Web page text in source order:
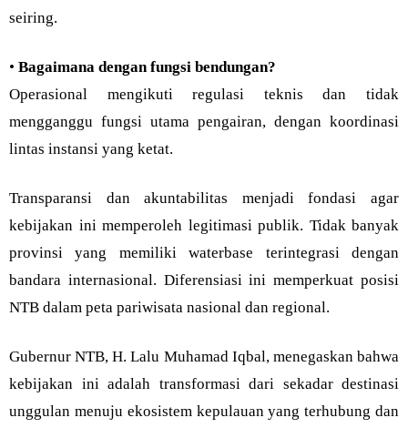
seiring.
• Bagaimana dengan fungsi bendungan?
Operasional mengikuti regulasi teknis dan tidak
mengganggu fungsi utama pengairan, dengan koordinasi
lintas instansi yang ketat.
Transparansi dan akuntabilitas menjadi fondasi agar
kebijakan ini memperoleh legitimasi publik. Tidak banyak
provinsi yang memiliki waterbase terintegrasi dengan
bandara internasional. Diferensiasi ini memperkuat posisi
NTB dalam peta pariwisata nasional dan regional.
Gubernur NTB, H. Lalu Muhamad Iqbal, menegaskan bahwa
kebijakan ini adalah transformasi dari sekadar destinasi
unggulan menuju ekosistem kepulauan yang terhubung dan